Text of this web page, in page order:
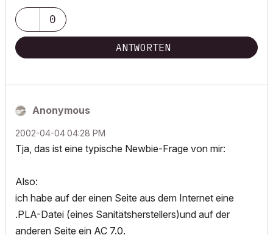
0
ANTWORTEN
Anonymous
‎2002-04-0404:28 PM
Tja, das ist eine typische Newbie-Frage von mir:
Also:
ich habe auf der einen Seite aus dem Internet eine
.PLA-Datei (eines Sanitätsherstellers)und auf der
anderen Seite ein AC 7.0.